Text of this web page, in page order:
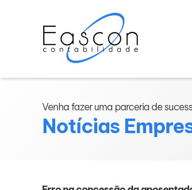
Venha fazer uma parceria de
Notícias